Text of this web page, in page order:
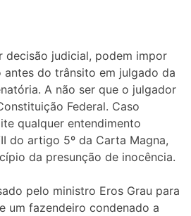
decisão judicial, podem impor
antes do trânsito em julgado da
A não ser que o julgador
Federal. Caso
qualquer entendimento
do artigo 5º da Carta Magna,
da presunção de inocência.
pelo ministro Eros Grau para
um fazendeiro condenado a